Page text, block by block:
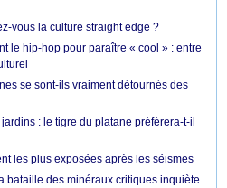
vous la culture straight edge ?
le hip-hop pour paraître « cool » : entre
se sont-ils vraiment détournés des
: le tigre du platane préférera-t-il
les plus exposées après les séismes
bataille des minéraux critiques inquiète